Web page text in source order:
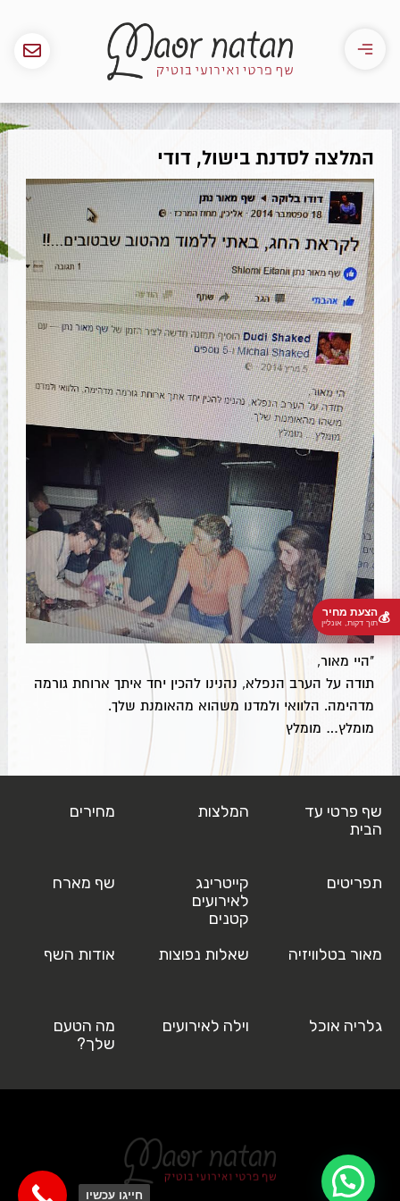
💰הצעת מחיר
תוך דקות, אונליין
המלצה לסדנת בישול, דודי
"היי מאור,
תודה על הערב הנפלא, נהנינו להכין יחד איתך ארוחת גורמה
מדהימה. הלוואי ולמדנו משהוא מהאומנת שלך.
מומלץ… מומלץ
שף פרטי עד
הבית
תפריטים
מאור בטלוויזיה
גלריה אוכל
המלצות
קייטרינג
לאירועים
קטנים
שאלות נפוצות
וילה לאירועים
מחירים
שף מארח
אודות השף
מה הטעם
שלך?
חייגו עכשיו